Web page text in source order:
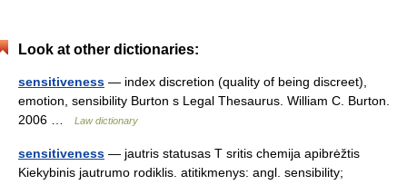
Look at other dictionaries:
sensitiveness — index discretion (quality of being discreet),
emotion, sensibility Burton s Legal Thesaurus. William C. Burton.
2006 …
Law dictionary
sensitiveness — jautris statusas T sritis chemija apibrėžtis
Kiekybinis jautrumo rodiklis. atitikmenys: angl. sensibility;